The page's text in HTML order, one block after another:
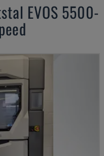
EVOS 5500-